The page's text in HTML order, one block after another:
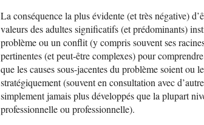
La conséquence la plus évidente (et très négative)
valeurs des adultes significatifs (et prédominants)
problème ou un conflit (y compris souvent ses
pertinentes (et peut-être complexes) pour
que les causes sous-jacentes du problème soient ou
stratégiquement (souvent en consultation avec
simplement jamais plus développés que la plupart
professionnelle ou professionnelle).